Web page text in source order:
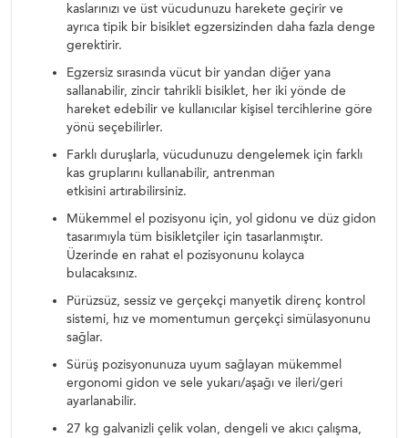
kaslarınızı ve üst vücudunuzu harekete geçirir ve
ayrıca tipik bir bisiklet egzersizinden daha fazla denge
gerektirir.
Egzersiz sırasında vücut bir yandan diğer yana
sallanabilir, zincir tahrikli bisiklet, her iki yönde de
hareket edebilir ve kullanıcılar kişisel tercihlerine göre
yönü seçebilirler.
Farklı duruşlarla, vücudunuzu dengelemek için farklı
kas gruplarını kullanabilir, antrenman
etkisini artırabilirsiniz.
Mükemmel el pozisyonu için, yol gidonu ve düz gidon
tasarımıyla tüm bisikletçiler için tasarlanmıştır.
Üzerinde en rahat el pozisyonunu kolayca
bulacaksınız.
Pürüzsüz, sessiz ve gerçekçi manyetik direnç kontrol
sistemi, hız ve momentumun gerçekçi simülasyonunu
sağlar.
Sürüş pozisyonunuza uyum sağlayan mükemmel
ergonomi gidon ve sele yukarı/aşağı ve ileri/geri
ayarlanabilir.
27 kg galvanizli çelik volan, dengeli ve akıcı çalışma,